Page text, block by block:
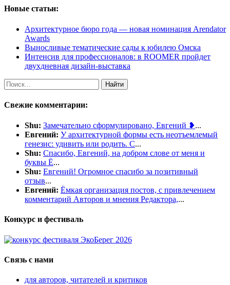
Новые статьи:
Архитектурное бюро года — новая номинация Arendator
Awards
Выносливые тематические сады к юбилею Омска
Интенсив для профессионалов: в ROOMER пройдет
двухдневная дизайн-выставка
Найти
Свежие комментарии:
Shu: Замечательно сформулировано, Евгений ❥...
Евгений: У архитектурной формы есть неотъемлемый
генезис: удивить или родить. С...
Shu: Спасибо, Евгений, на добром слове от меня и
буквы Ë...
Shu: Евгений! Огромное спасибо за позитивный
отзыв...
Евгений: Ёмкая организация постов, с привлечением
комментарий Авторов и мнения Редактора,...
Конкурс и фестиваль
Связь с нами
для авторов, читателей и критиков